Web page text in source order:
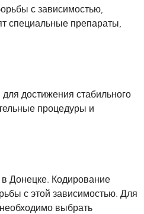
специальные препараты,
достижения стабильного
процедуры и
Донецке. Кодирование
с этой зависимостью. Для
выбрать